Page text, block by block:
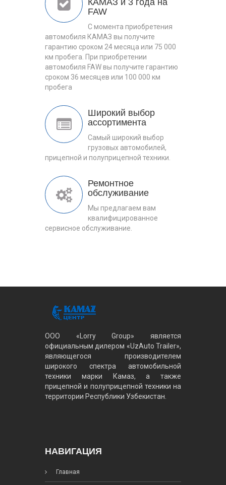
КАМАЗ и 3 года на
FAW
С момента приобретения
автомобиля КАМАЗ вы получите
гарантию сроком 24 месяца или 75 000
км пробега. При приобретении
автомобиля FAW вы получите гарантию
сроком 36 месяцев или 100 000 км
пробега
Широкий выбор
ассортимента
Самый широкий выбор
грузовых автомобилей,
прицепной и полуприцепной техники.
Ремонтное
обслуживание
Мы предлагаем вам
квалифицированное
сервисное обслуживание.
ООО «Lorry Group» является
официальным дилером «UzAuto Trailer»,
являющегося производителем
широкого спектра автомобильной
техники марки Камаз, а также
прицепной и полуприцепной техники на
территории Республики Узбекистан.
НАВИГАЦИЯ
Главная